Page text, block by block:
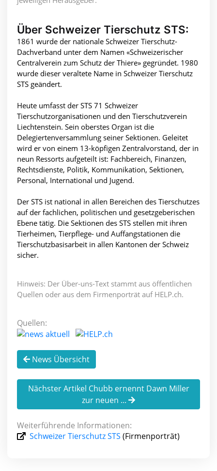
Über Schweizer Tierschutz STS:
1861 wurde der nationale Schweizer Tierschutz-
Dachverband unter dem Namen «Schweizerischer
Centralverein zum Schutz der Thiere» gegründet. 1980
wurde dieser veraltete Name in Schweizer Tierschutz
STS geändert.
Heute umfasst der STS 71 Schweizer
Tierschutzorganisationen und den Tierschutzverein
Liechtenstein. Sein oberstes Organ ist die
Delegiertenversammlung seiner Sektionen. Geleitet
wird er von einem 13-köpfigen Zentralvorstand, der in
neun Ressorts aufgeteilt ist: Fachbereich, Finanzen,
Rechtsdienste, Politik, Kommunikation, Sektionen,
Personal, International und Jugend.
Der STS ist national in allen Bereichen des Tierschutzes
auf der fachlichen, politischen und gesetzgeberischen
Ebene tätig. Die Sektionen des STS stellen mit ihren
Tierheimen, Tierpflege- und Auffangstationen die
Tierschutzbasisarbeit in allen Kantonen der Schweiz
sicher.
Hinweis: Der Über-uns-Text stammt aus öffentlichen
Quellen oder aus dem Firmenporträt auf HELP.ch.
Quellen:
News Übersicht
Nächster Artikel Chubb ernennt Dawn Miller
zur neuen ...
Weiterführende Informationen:
Schweizer Tierschutz STS (Firmenporträt)